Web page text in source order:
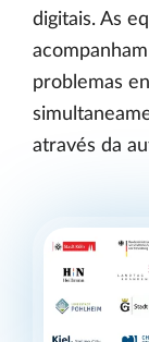
digitais. As
problemas
através da